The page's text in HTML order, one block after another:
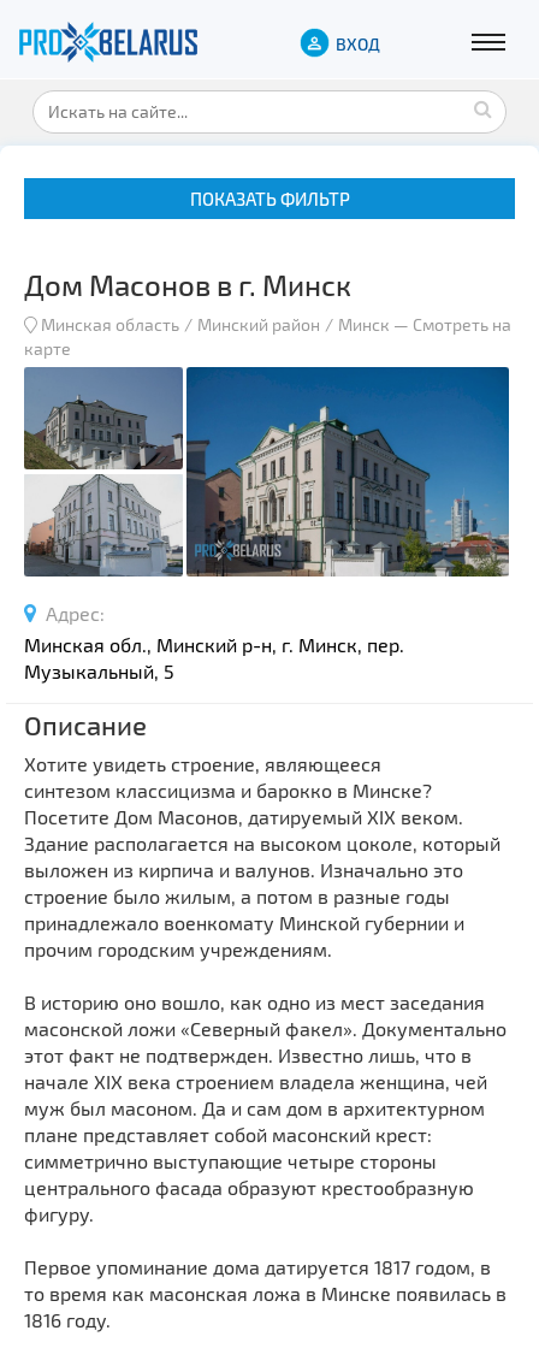
ВХОД
ПОКАЗАТЬ ФИЛЬТР
Музеи
Замки и дворцы
Военная история
Гражданская архитектура
Спортивные сооружения
Ратуши
Родовые усадьбы
Национальные парки и заказники
Озера и водоемы
Памятники
Памятники археологии
Памятники геодезии
Памятники известным людям
Монастыри
Костелы
Мечети
Синагоги
Часовни
Кирхи
Культурные центры
Театры
Выберите область
Выберите район
Выберите направление
Дом Масонов в г. Минск
Минская область Минский район Минск — Смотреть на
карте
Адрес:
Минская обл., Минский р-н, г. Минск, пер.
Музыкальный, 5
Описание
Хотите увидеть строение, являющееся
синтезом классицизма и барокко в Минске?
Посетите Дом Масонов, датируемый XIX веком.
Здание располагается на высоком цоколе, который
выложен из кирпича и валунов. Изначально это
строение было жилым, а потом в разные годы
принадлежало военкомату Минской губернии и
прочим городским учреждениям.
В историю оно вошло, как одно из мест заседания
масонской ложи «Северный факел». Документально
этот факт не подтвержден. Известно лишь, что в
начале XIX века строением владела женщина, чей
муж был масоном. Да и сам дом в архитектурном
плане представляет собой масонский крест:
симметрично выступающие четыре стороны
центрального фасада образуют крестообразную
фигуру.
Первое упоминание дома датируется 1817 годом, в
то время как масонская ложа в Минске появилась в
1816 году.